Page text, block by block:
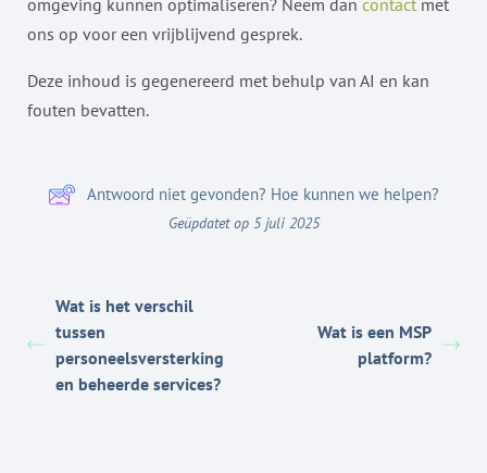
omgeving kunnen optimaliseren? Neem dan contact met
ons op voor een vrijblijvend gesprek.
Deze inhoud is gegenereerd met behulp van AI en kan
fouten bevatten.
Antwoord niet gevonden? Hoe kunnen we helpen?
Geüpdatet op 5 juli 2025
Wat is het verschil
tussen
personeelsversterking
en beheerde services?
Wat is een MSP
platform?